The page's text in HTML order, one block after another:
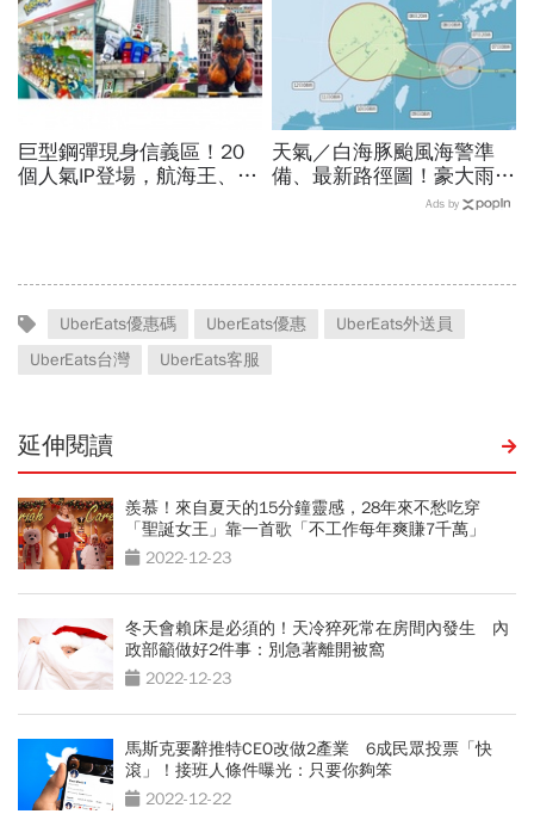
巨型鋼彈現身信義區！20
個人氣IP登場，航海王、哥
天氣／白海豚颱風海警準
備、最新路徑圖！豪大雨紫
爆區、影響時間曝光，8/8
Ads by
UberEats優惠碼 UberEats優惠
UberEats外送員
UberEats台灣
UberEats客服
延伸閱讀
羨慕！來自夏天的15分鐘靈感，28年來不愁吃穿
「聖誕女王」靠一首歌「不工作每年爽賺7千萬」
2022-12-23
冬天會賴床是必須的！天冷猝死常在房間內發生 內
政部籲做好2件事：別急著離開被窩
2022-12-23
馬斯克要辭推特CEO改做2產業 6成民眾投票「快
滾」！接班人條件曝光：只要你夠笨
2022-12-22